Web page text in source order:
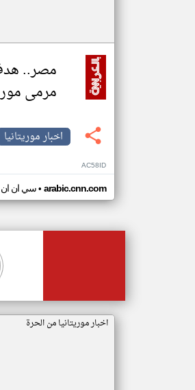
مصر..
مرمى
اخبار موريتانيا
AC58ID
سي ان ان• arabic.cnn.com
اخبار موريتانيا من الحرة